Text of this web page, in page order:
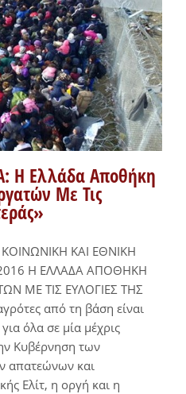
Η Ελλάδα Αποθήκη
Με Τις
ΚΑΙ ΕΘΝΙΚΗ
Η ΕΛΛΑΔΑ ΑΠΟΘΗΚΗ
ΜΕ ΤΙΣ ΕΥΛΟΓΙΕΣ ΤΗΣ
από τη βάση είναι
όλα σε μία μέχρις
Κυβέρνηση των
απατεώνων και
Ελίτ, η οργή και η